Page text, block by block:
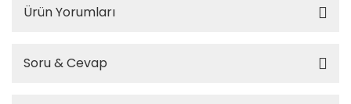
Ürün Yorumları
Soru & Cevap